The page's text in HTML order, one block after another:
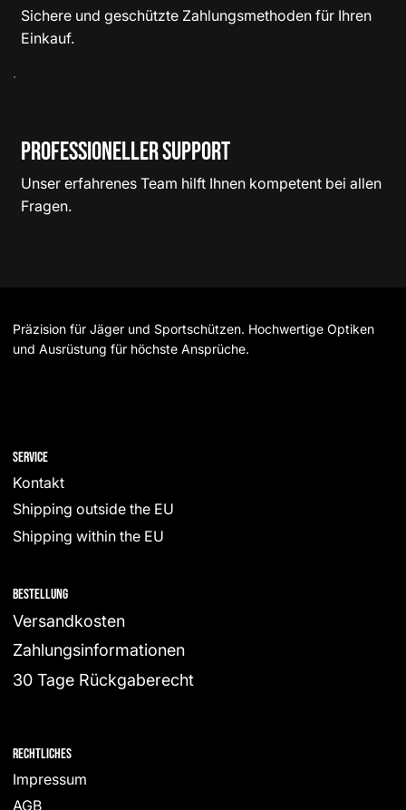
Sichere und geschützte Zahlungsmethoden für Ihren
Einkauf.
Professioneller Support
Unser erfahrenes Team hilft Ihnen kompetent bei allen
Fragen.
Präzision für Jäger und Sportschützen. Hochwertige Optiken
und Ausrüstung für höchste Ansprüche.
Service
Kontakt
Shipping outside the EU
Shipping within the EU
Bestellung
Versandkosten
Zahlungsinformationen
30 Tage Rückgaberecht
Rechtliches
Impressum
AGB